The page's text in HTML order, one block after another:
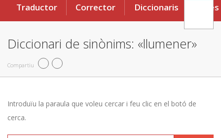
Traductor Corrector Diccionaris Eines
Diccionari de sinònims: «llumener»
Compartiu
Introduïu la paraula que voleu cercar i feu clic en el botó de
cerca.